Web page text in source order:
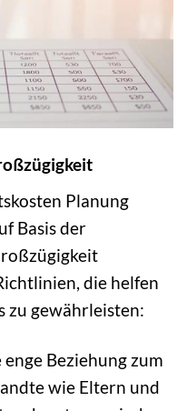
Planung
Basis der
die helfen
zu gewährleisten:
Beziehung zum
wie Eltern und